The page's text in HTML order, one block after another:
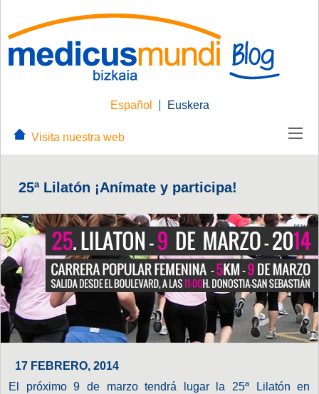
Español Euskera
Visita nuestra web
25ª Lilatón ¡Anímate y participa!
17 FEBRERO, 2014
El próximo 9 de marzo tendrá lugar la 25ª Lilatón en